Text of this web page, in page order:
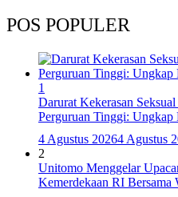
POS POPULER
1
Darurat Kekerasan
Perguruan Tinggi: Ungkap
4 Agustus 20264 Agustus
2
Unitomo Menggelar
Kemerdekaan RI Bersama